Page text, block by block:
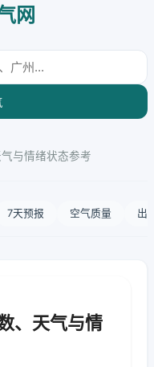
网
与情绪状态参考
7天预报 空气质量 出
、天气与情